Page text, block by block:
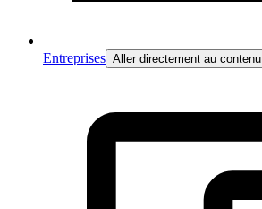
Entreprises Aller directement au contenu